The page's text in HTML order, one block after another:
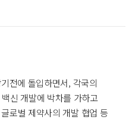
전에 돌입하면서, 각국의
신 개발에 박차를 가하고
로벌 제약사의 개발 협업 등